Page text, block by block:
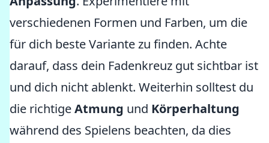
verschiedenen Formen und Farben, um die
für dich beste Variante zu finden. Achte
darauf, dass dein Fadenkreuz gut sichtbar ist
und dich nicht ablenkt. Weiterhin solltest du
die richtigeAtmung und Körperhaltung
während des Spielens beachten, da dies